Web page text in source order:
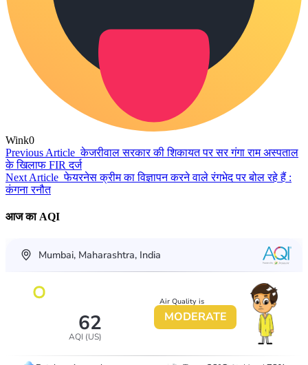
Wink0
Previous Article केजरीवाल सरकार की शिकायत पर सर गंगा राम अस्पताल
के खिलाफ FIR दर्ज
Next Article फेयरनेस क्रीम का विज्ञापन करने वाले रंगभेद पर बोल रहे हैं :
कंगना रनौत
आज का AQI